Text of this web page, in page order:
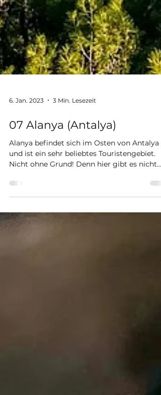
6. Jan. 2023 3 Min. Lesezeit
07 Alanya (Antalya)
Alanya befindet sich im Osten von Antalya
Nicht ohne Grund! Denn hier gibt es nicht
nur...